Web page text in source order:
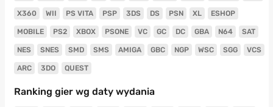
X360 WII PS VITA PSP 3DS DS PSN XL ESHOP
MOBILE PS2 XBOX PSONE VC GC DC GBA N64 SAT
NES SNES SMD SMS AMIGA GBC NGP WSC SGG VCS
ARC 3DO QUEST
Ranking gier wg daty wydania